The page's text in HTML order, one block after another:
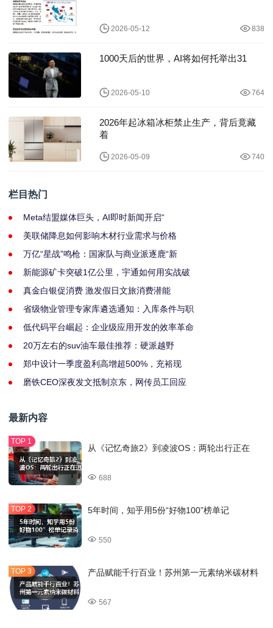
2026-05-12 838
1000天后的世界，AI将如何托举出31
2026-05-10 764
2026年起冰箱冰柜禁止生产，背后竟藏
着
2026-05-09 740
栏目热门
Meta结盟媒体巨头，AI即时新闻开启“
美联储降息如何影响木材行业需求与价格
万亿“星战”鸣枪：国家队与商业派逐鹿“新
新能源矿卡突破1亿公里，宇通如何用实战破
真金白银促消费 激发假日文旅消费潜能
省级物业管理专家库遴选通知：入库条件与职
低代码平台崛起：企业级应用开发的效率革命
20万左右的suv油车最佳推荐：硬派越野
郑中设计一季度盈利高增超500%，充裕现
磨铁CEO深夜发文抵制京东，网传员工回应
最新内容
从《记忆奇旅2》到凌波OS：两轮出行正在
688
5年时间，知乎用5份“好物100”榜单记
550
产品赋能千行百业！苏州第一元素纳米碳材料
567